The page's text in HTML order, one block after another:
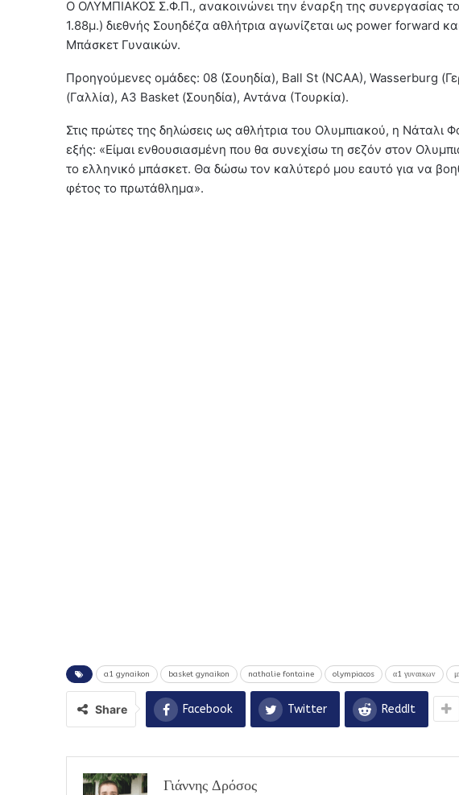
Ο ΟΛΥΜΠΙΑΚΟΣ Σ.Φ.Π., ανακοινώνει την έναρξη της συνεργασίας
1.88μ.) διεθνής Σουηδέζα αθλήτρια αγωνίζεται ως power forward
Μπάσκετ Γυναικών.
Προηγούμενες ομάδες: 08 (Σουηδία), Ball St (NCAA), Wasserburg
(Γαλλία), Α3 Basket (Σουηδία), Αντάνα (Τουρκία).
Στις πρώτες της δηλώσεις ως αθλήτρια του Ολυμπιακού, η Νάταλι
εξής: «Eίμαι ενθουσιασμένη που θα συνεχίσω τη σεζόν στον
το ελληνικό μπάσκετ. Θα δώσω τον καλύτερό μου εαυτό για να
φέτος το πρωτάθλημα».
a1 gynaikon basket gynaikon nathalie fontaine olympiacos α1 γυναικων
Share Facebook Twitter ReddIt
Γιάννης Δρόσος